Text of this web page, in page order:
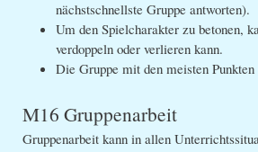
nächstschnellste Gruppe antworten).
Um den Spielcharakter zu betonen,
verdoppeln oder verlieren kann.
Die Gruppe mit den meisten
M16 Gruppenarbeit
Gruppenarbeit kann in allen